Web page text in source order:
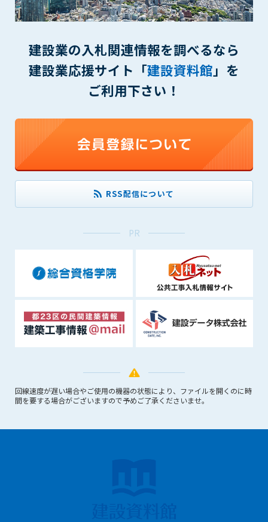
建設業の入札関連情報を調べるなら
建設業応援サイト「建設資料館」を
ご利用下さい！
RSS配信について
PR
回線速度が遅い場合やご使用の機器の状態により、ファイルを開くのに時
間を要する場合がございますので予めご了承くださいませ。
(7) 公序良俗に反する行為
(8) 犯罪的行為に結びつく行為
(10) 建設資料館から知り得た情報及びダウンロードした情報
を、営利を目的として第三者に転売し、または転売のため
に第三者に提供すること
第7条（登録内容の削除）
恐れのあるものは、会員の承諾なく削除できるものとします。
(1) 登録されている情報が、第6条の定める禁止事項に該当する
(2) 建設資料館の運営および保守管理上、必要と判断した場合
(3) 広告掲載料金の支払が遅延した場合
(4) その他、管理者が不適当と判断した場合
管理者は、会員の承諾なく、本サービス内容の変更(新規追加、
廃止を含み)し、本サービスの運営を中止または廃止することが
できるものとします。これに起因する会員または他の第三者が
被った損害について管理者は､一切の責任をも負わないものと
会員の氏名、住所、性別、年齢、メールアドレスその他本サー
ビスの提供に関連して管理者が知り得た会員の個人情報（以下
個人情報といいます）について、管理者は、以下の各号に該当
(1) 会員が、自己の個人情報の開示に事前に同意している場合
(2) 個々の会員を特定できない統計的な処理をした形式で第三
(3) 第三者および管理者の権利、財産、安全等を保護するため